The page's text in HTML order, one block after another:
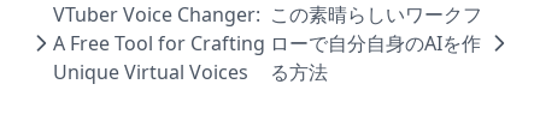
VTuber Voice Changer:
A Free Tool for Crafting
Unique Virtual Voices
この素晴らしいワークフ
ローで自分自身のAIを作
る方法